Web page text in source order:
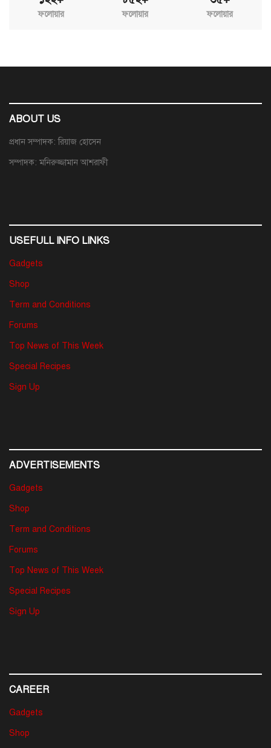
ফলোয়ার ফলোয়ার ফলোয়ার
ABOUT US
প্রধান সম্পাদক: রিয়াজ হোসেন
সম্পাদক: মনিরুজ্জামান আশরাফী
USEFULL INFO LINKS
Gadgets
Shop
Term and Conditions
Forums
Top News of This Week
Special Recipes
Sign Up
ADVERTISEMENTS
Gadgets
Shop
Term and Conditions
Forums
Top News of This Week
Special Recipes
Sign Up
CAREER
Gadgets
Shop